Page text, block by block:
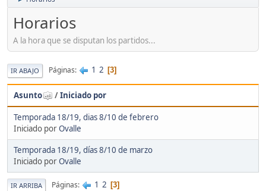
Horarios
A la hora que se disputan los partidos...
IR ABAJO Páginas 1 2 3
Asunto /Iniciado por
Temporada 18/19, dias 8/10 de febrero
Iniciado porOvalle
Temporada 18/19, días 8/10 de marzo
Iniciado porOvalle
IR ARRIBA Páginas 1 2 3